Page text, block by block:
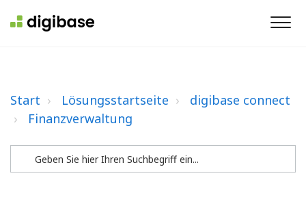
Start Lösungsstartseite
digibase connect
Finanzverwaltung